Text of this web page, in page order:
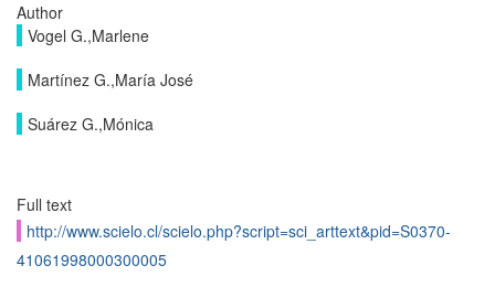
Author
Vogel G.,Marlene
Martínez G.,María José
Suárez G.,Mónica
Full text
http://www.scielo.cl/scielo.php?script=sci_arttext&pid=S0370-
41061998000300005